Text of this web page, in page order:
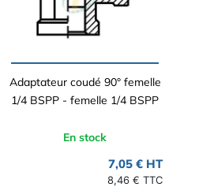
Adaptateur coudé 90° femelle
1/4 BSPP - femelle 1/4 BSPP
En stock
7,05 € HT
8,46 € TTC